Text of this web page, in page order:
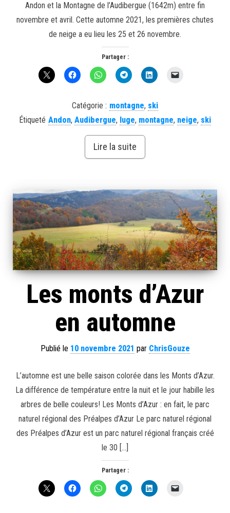
Andon et la Montagne de l’Audibergue (1642m) entre fin
novembre et avril. Cette automne 2021, les premières chutes
de neige a eu lieu les 25 et 26 novembre.
Partager :
Catégorie : montagne, ski
Étiqueté Andon, Audibergue, luge, montagne, neige, ski
Lire la suite
Les monts d’Azur
en automne
Publié le 10 novembre 2021 par ChrisGouze
L’automne est une belle saison colorée dans les Monts d’Azur.
La différence de température entre la nuit et le jour habille les
arbres de belle couleurs! Les Monts d’Azur : en fait, le parc
naturel régional des Préalpes d’Azur Le parc naturel régional
des Préalpes d’Azur est un parc naturel régional français créé
le 30 […]
Partager :